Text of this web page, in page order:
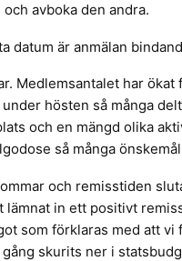
avboka den andra.
datum är anmälan
Medlemsantalet har ökat
hösten så många
och en mängd olika
så många
och remisstiden
in ett positivt
som förklaras med att vi
skurits ner i